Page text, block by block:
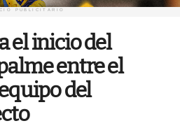
PUBLICITARIO
el inicio del
entre el
del